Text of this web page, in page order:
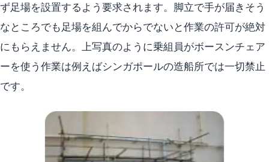
ず足場を設置するよう要求されます。脚立で手が届きそう
なところでも足場を組んでからでないと作業の許可が絶対
にもらえません。上写真のように乗組員がボースンチェア
ーを使う作業は例えばシンガポールの造船所では一切禁止
です。